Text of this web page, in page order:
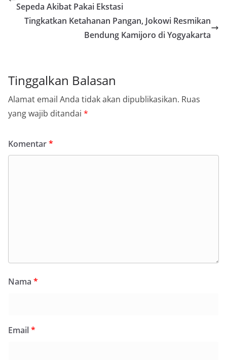
Sepeda Akibat Pakai Ekstasi
Tingkatkan Ketahanan Pangan, Jokowi Resmikan
Bendung Kamijoro di Yogyakarta
Tinggalkan Balasan
Alamat email Anda tidak akan dipublikasikan. Ruas
yang wajib ditandai *
Komentar*
Nama *
Email*